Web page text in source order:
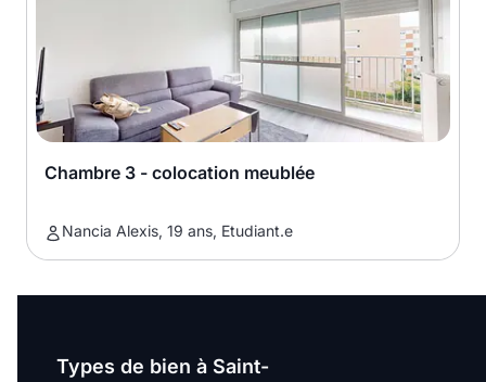
Chambre 3 - colocation meublée
Nancia Alexis, 19 ans, Etudiant.e
Types de bien à Saint-